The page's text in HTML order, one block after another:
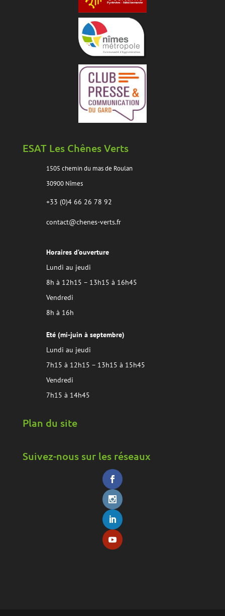
ESAT Les Chênes Verts
1505 chemin du mas de Roulan
30900 Nîmes
+33 (0)4 66 26 78 92
contact@chenes-verts.fr
Horaires d’ouverture
Lundi au jeudi
8h à 12h15 – 13h15 à 16h45
Vendredi
8h à 16h
Eté (mi-juin à septembre)
Lundi au jeudi
7h15 à 12h15 – 13h15 à 15h45
Vendredi
7h15 à 14h45
Plan du site
Suivez-nous sur les réseaux